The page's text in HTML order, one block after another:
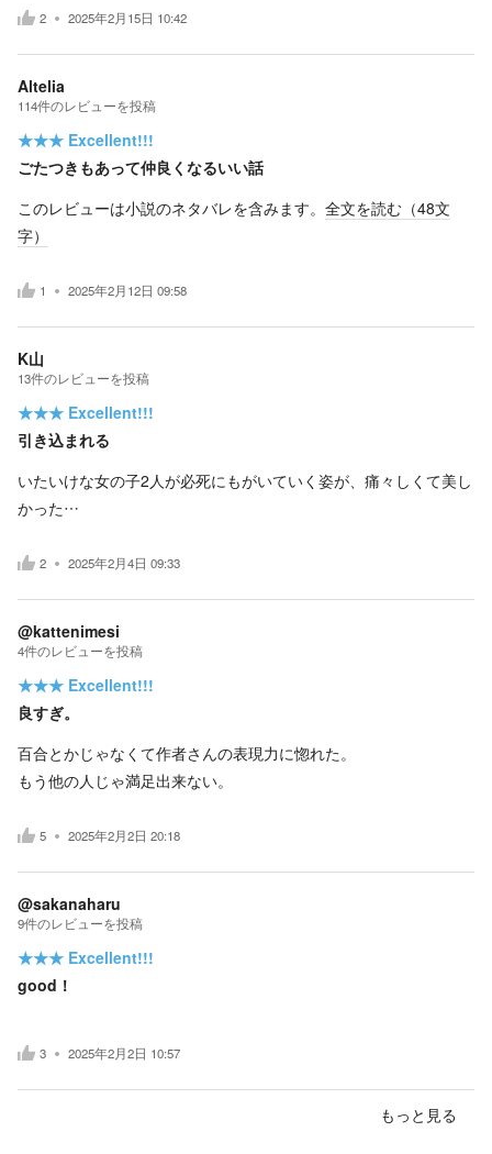
2 2025年2月15日 10:42
Altelia
114件のレビューを投稿
★★★ Excellent!!!
ごたつきもあって仲良くなるいい話
このレビューは小説のネタバレを含みます。 全文を読む（48文
字）
1 2025年2月12日 09:58
K山
13件のレビューを投稿
★★★ Excellent!!!
引き込まれる
いたいけな女の子2人が必死にもがいていく姿が、痛々しくて美し
かった…
2 2025年2月4日 09:33
@kattenimesi
4件のレビューを投稿
★★★ Excellent!!!
良すぎ。
百合とかじゃなくて作者さんの表現力に惚れた。
もう他の人じゃ満足出来ない。
5 2025年2月2日 20:18
@sakanaharu
9件のレビューを投稿
★★★ Excellent!!!
good！
3 2025年2月2日 10:57
もっと見る